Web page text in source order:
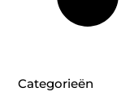
Categorieën